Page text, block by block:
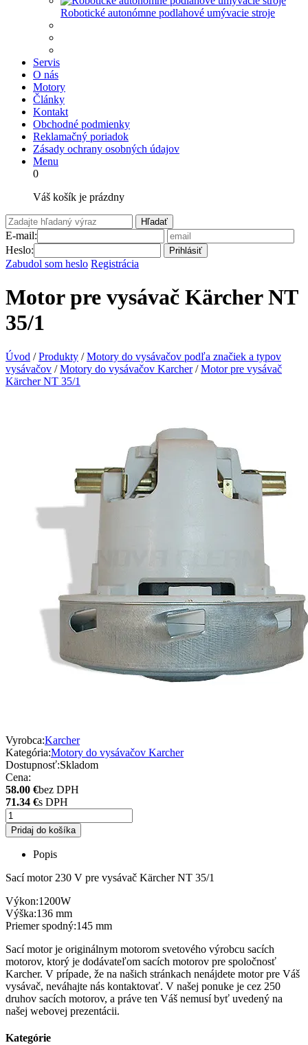
Robotické autonómne podlahové umývacie stroje
Servis
O nás
Motory
Články
Kontakt
Obchodné podmienky
Reklamačný poriadok
Zásady ochrany osobných údajov
Menu
0
Váš košík je prázdny
Hľadať
E-mail:
Heslo:
Prihlásiť
Zabudol som heslo Registrácia
Motor pre vysávač Kärcher NT
35/1
Úvod / Produkty / Motory do vysávačov podľa značiek a typov
vysávačov / Motory do vysávačov Karcher / Motor pre vysávač
Kärcher NT 35/1
Vyrobca:Karcher
Kategória:Motory do vysávačov Karcher
Dostupnosť:Skladom
Cena:
58.00 €bez DPH
71.34 €s DPH
Pridaj do košíka
Popis
Sací motor 230 V pre vysávač Kärcher NT 35/1
Výkon:1200W
Výška:136 mm
Priemer spodný:145 mm
Sací motor je originálnym motorom svetového výrobcu sacích
motorov, ktorý je dodávateľom sacích motorov pre spoločnosť
Karcher. V prípade, že na našich stránkach nenájdete motor pre Váš
vysávač, neváhajte nás kontaktovať. V našej ponuke je cez 250
druhov sacích motorov, a práve ten Váš nemusí byť uvedený na
našej webovej prezentácii.
Kategórie